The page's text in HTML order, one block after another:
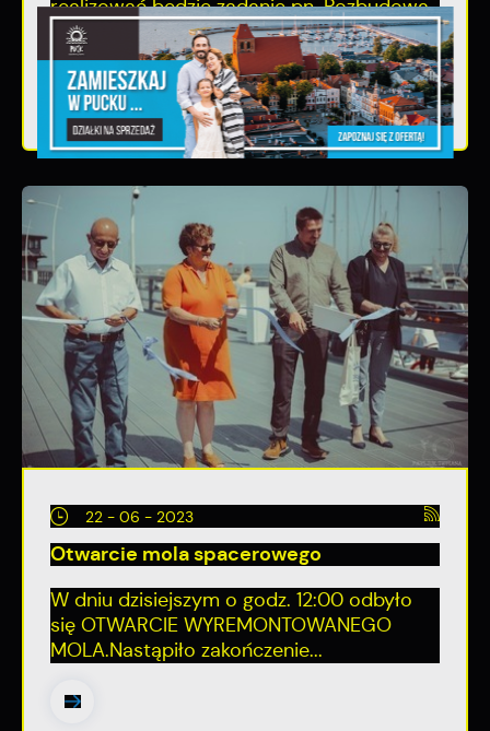
realizować będzie zadanie pn. Rozbudowa
skateparku w Pucku. Procedury...
22 - 06 - 2023
Otwarcie mola spacerowego
W dniu dzisiejszym o godz. 12:00 odbyło
się OTWARCIE WYREMONTOWANEGO
MOLA.Nastąpiło zakończenie...